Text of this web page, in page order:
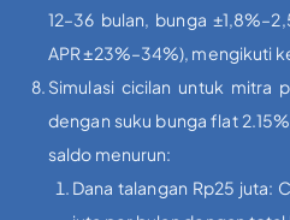
12–36 bulan, bunga
APR ±23%–34%), mengikuti
Simulasi cicilan untuk mitra
dengan suku bunga flat
saldo menurun:
Dana talangan Rp25 juta: